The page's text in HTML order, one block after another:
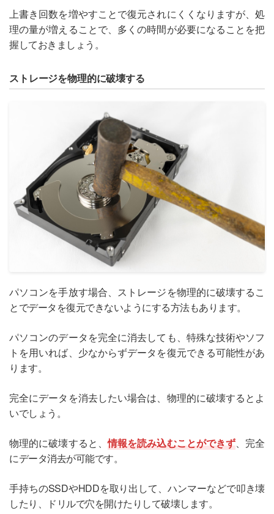
上書き回数を増やすことで復元されにくくなりますが、処
理の量が増えることで、多くの時間が必要になることを把
握しておきましょう。
ストレージを物理的に破壊する
パソコンを手放す場合、ストレージを物理的に破壊するこ
とでデータを復元できないようにする方法もあります。
パソコンのデータを完全に消去しても、特殊な技術やソフ
トを用いれば、少なからずデータを復元できる可能性があ
ります。
完全にデータを消去したい場合は、物理的に破壊するとよ
いでしょう。
物理的に破壊すると、情報を読み込むことができず、完全
にデータ消去が可能です。
手持ちのSSDやHDDを取り出して、ハンマーなどで叩き壊
したり、ドリルで穴を開けたりして破壊します。